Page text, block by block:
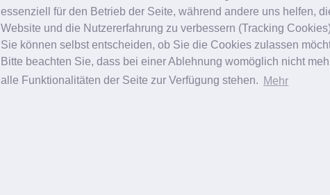
essenziell für den Betrieb der Seite, während andere uns helfen,
Website und die Nutzererfahrung zu verbessern (Tracking
Sie können selbst entscheiden, ob Sie die Cookies zulassen
Bitte beachten Sie, dass bei einer Ablehnung womöglich nicht
alle Funktionalitäten der Seite zur Verfügung stehen. Mehr